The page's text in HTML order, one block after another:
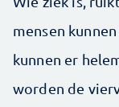
mensen
kunnen er
worden de